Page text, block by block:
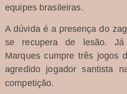
equipes brasileiras.
A dúvida é a presença do
se recupera de lesão. Já
Marques cumpre três jogos
agredido jogador santista
competição.